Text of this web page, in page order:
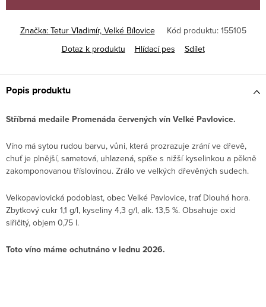
Značka: Tetur Vladimír, Velké Bílovice Kód produktu: 155105
Dotaz k produktu
Hlídací pes Sdílet
Popis produktu
Stříbrná medaile Promenáda červených vín Velké Pavlovice.
Víno má sytou rudou barvu, vůni, která prozrazuje zrání ve dřevě,
chuť je plnější, sametová, uhlazená, spíše s nižší kyselinkou a pěkně
zakomponovanou tříslovinou. Zrálo ve velkých dřevěných sudech.
Velkopavlovická podoblast, obec Velké Pavlovice, trať Dlouhá hora.
Zbytkový cukr 1,1 g/l, kyseliny 4,3 g/l, alk. 13,5 %. Obsahuje oxid
siřičitý, objem 0,75 l.
Toto víno máme ochutnáno v lednu 2026.